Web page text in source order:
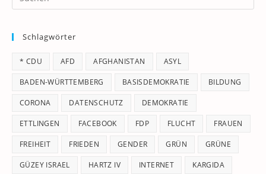
Schlagwörter
* CDU AFD AFGHANISTAN ASYL
BADEN-WÜRTTEMBERG BASISDEMOKRATIE BILDUNG
CORONA DATENSCHUTZ DEMOKRATIE
ETTLINGEN FACEBOOK FDP FLUCHT FRAUEN
FREIHEIT FRIEDEN GENDER GRÜN GRÜNE
GÜZEY ISRAEL HARTZ IV INTERNET KARGIDA